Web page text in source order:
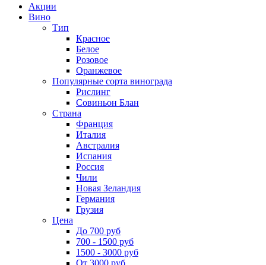
Акции
Вино
Тип
Красное
Белое
Розовое
Оранжевое
Популярные сорта винограда
Рислинг
Совиньон Блан
Страна
Франция
Италия
Австралия
Испания
Россия
Чили
Новая Зеландия
Германия
Грузия
Цена
До 700 руб
700 - 1500 руб
1500 - 3000 руб
От 3000 руб